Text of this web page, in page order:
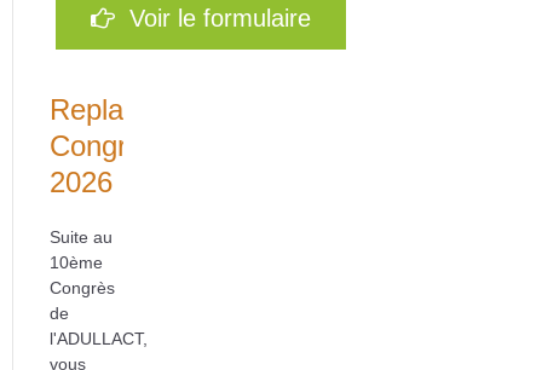
Voir le formulaire
Replays
Congrès
2026
Suite au
10ème
Congrès
de
l'ADULLACT,
vous